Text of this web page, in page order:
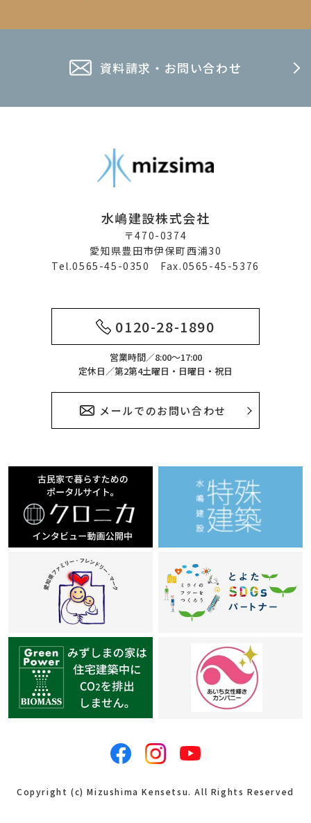
資料請求・お問い合わせ
水嶋建設株式会社
〒470-0374
愛知県豊田市伊保町西浦30
Tel.0565-45-0350 Fax.0565-45-5376
0120-28-1890
営業時間／8:00～17:00
定休日／第2第4土曜日・日曜日・祝日
メールでのお問い合わせ
Copyright (c) Mizushima Kensetsu. All Rights Reserved